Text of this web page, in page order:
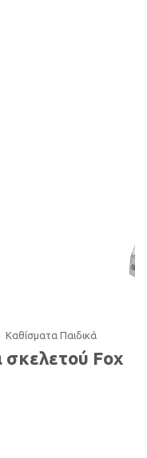
Καθίσµατα Παιδικά
σκελετού Fox